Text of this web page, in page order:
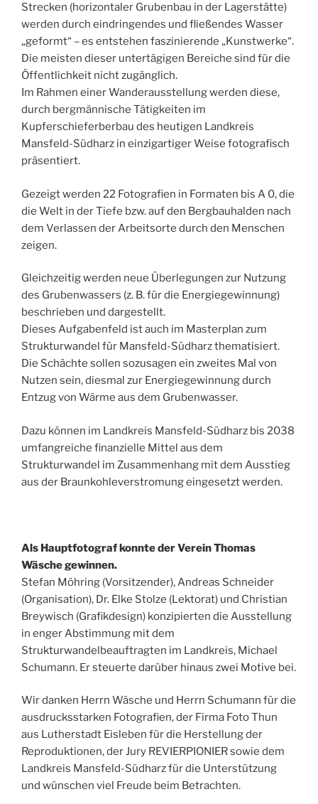
Strecken (horizontaler Grubenbau in der Lagerstätte)
werden durch eindringendes und fließendes Wasser
„geformt“ – es entstehen faszinierende „Kunstwerke“.
Die meisten dieser untertägigen Bereiche sind für die
Öffentlichkeit nicht zugänglich.
Im Rahmen einer Wanderausstellung werden diese,
durch bergmännische Tätigkeiten im
Kupferschieferberbau des heutigen Landkreis
Mansfeld-Südharz in einzigartiger Weise fotografisch
präsentiert.
Gezeigt werden 22 Fotografien in Formaten bis A 0, die
die Welt in der Tiefe bzw. auf den Bergbauhalden nach
dem Verlassen der Arbeitsorte durch den Menschen
zeigen.
Gleichzeitig werden neue Überlegungen zur Nutzung
des Grubenwassers (z. B. für die Energiegewinnung)
beschrieben und dargestellt.
Dieses Aufgabenfeld ist auch im Masterplan zum
Strukturwandel für Mansfeld-Südharz thematisiert.
Die Schächte sollen sozusagen ein zweites Mal von
Nutzen sein, diesmal zur Energiegewinnung durch
Entzug von Wärme aus dem Grubenwasser.
Dazu können im Landkreis Mansfeld-Südharz bis 2038
umfangreiche finanzielle Mittel aus dem
Strukturwandel im Zusammenhang mit dem Ausstieg
aus der Braunkohleverstromung eingesetzt werden.
Als Hauptfotograf konnte der Verein Thomas
Wäsche gewinnen.
Stefan Möhring (Vorsitzender), Andreas Schneider
(Organisation), Dr. Elke Stolze (Lektorat) und Christian
Breywisch (Grafikdesign) konzipierten die Ausstellung
in enger Abstimmung mit dem
Strukturwandelbeauftragten im Landkreis, Michael
Schumann. Er steuerte darüber hinaus zwei Motive bei.
Wir danken Herrn Wäsche und Herrn Schumann für die
ausdrucksstarken Fotografien, der Firma Foto Thun
aus Lutherstadt Eisleben für die Herstellung der
Reproduktionen, der Jury REVIERPIONIER sowie dem
Landkreis Mansfeld-Südharz für die Unterstützung
und wünschen viel Freude beim Betrachten.